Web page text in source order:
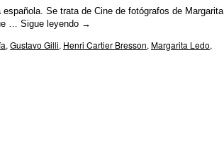
Se trata de Cine de fotógrafos de Margarita
… Sigue leyendo →
, Gustavo Gilli, Henri Cartier Bresson, Margarita Ledo,